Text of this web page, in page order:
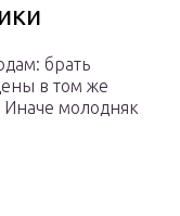
брать
в том же
Иначе молодняк